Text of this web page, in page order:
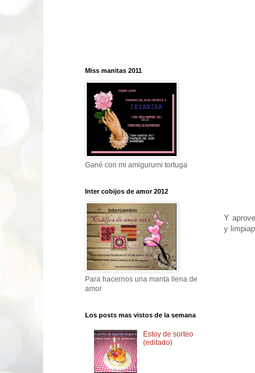
Y
y
Miss manitas 2011
Gané con mi amigurumi tortuga
Inter cobijos de amor 2012
Para hacernos una manta llena de
amor
Los posts mas vistos de la semana
Estoy de sorteo
(editado)